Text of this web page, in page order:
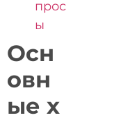
прос
ы
Осн
овн
ые х